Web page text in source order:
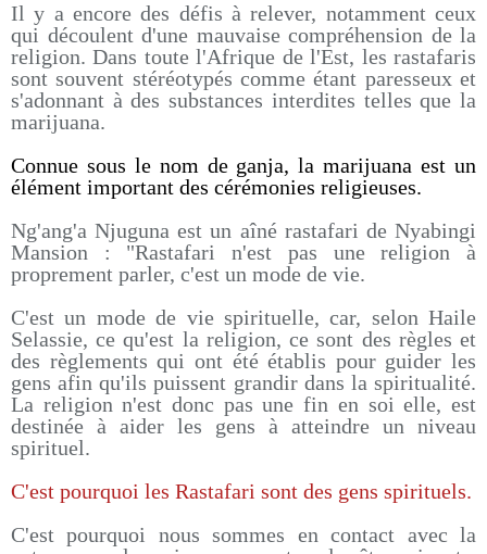
Il y a encore des défis à relever, notamment ceux
qui découlent d'une mauvaise compréhension de la
religion. Dans toute l'Afrique de l'Est, les rastafaris
sont souvent stéréotypés comme étant paresseux et
s'adonnant à des substances interdites telles que la
marijuana.
Connue sous le nom de ganja, la marijuana est un
élément important des cérémonies religieuses.
Ng'ang'a Njuguna est un aîné rastafari de Nyabingi
Mansion : "Rastafari n'est pas une religion à
proprement parler, c'est un mode de vie.
C'est un mode de vie spirituelle, car, selon Haile
Selassie, ce qu'est la religion, ce sont des règles et
des règlements qui ont été établis pour guider les
gens afin qu'ils puissent grandir dans la spiritualité.
La religion n'est donc pas une fin en soi elle, est
destinée à aider les gens à atteindre un niveau
spirituel.
C'est pourquoi les Rastafari sont des gens spirituels.
C'est pourquoi nous sommes en contact avec la